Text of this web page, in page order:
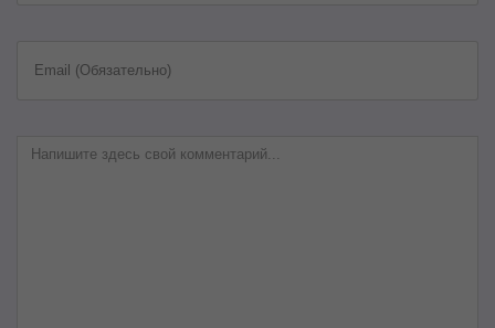
Email (Обязательно)